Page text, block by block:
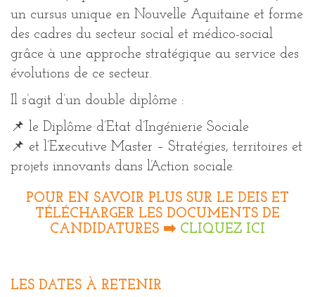
un cursus unique en Nouvelle Aquitaine et forme
des cadres du secteur social et médico-social
grâce à une approche stratégique au service des
évolutions de ce secteur.
Il s’agit d’un double diplôme :
📌 le Diplôme d’Etat d’Ingénierie Sociale
📌 et l’Executive Master – Stratégies, territoires et
projets innovants dans l’Action sociale.
POUR EN SAVOIR PLUS SUR LE DEIS ET
TÉLÉCHARGER LES DOCUMENTS DE
CANDIDATURES ➡️ CLIQUEZ ICI
LES DATES À RETENIR